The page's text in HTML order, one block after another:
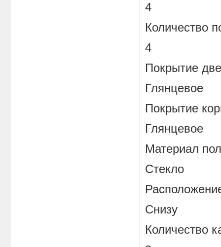
4
Количество
4
Покрытие
Глянцевое
Покрытие
Глянцевое
Материал
Стекло
Снизу
Количество